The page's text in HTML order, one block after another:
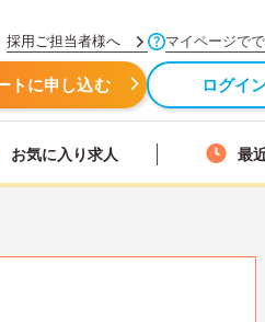
採用ご担当者様へ マイページで
トに申し込む ログイ
お気に入り求人 最